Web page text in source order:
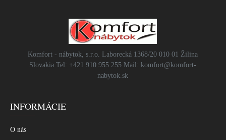
Komfort - nábytok, s.r.o. Laborecká 1368/20 010 01 Žilina
Slovakia Tel: +421 910 955 255 Mail: komfort@komfort-
nabytok.sk
INFORMÁCIE
O nás